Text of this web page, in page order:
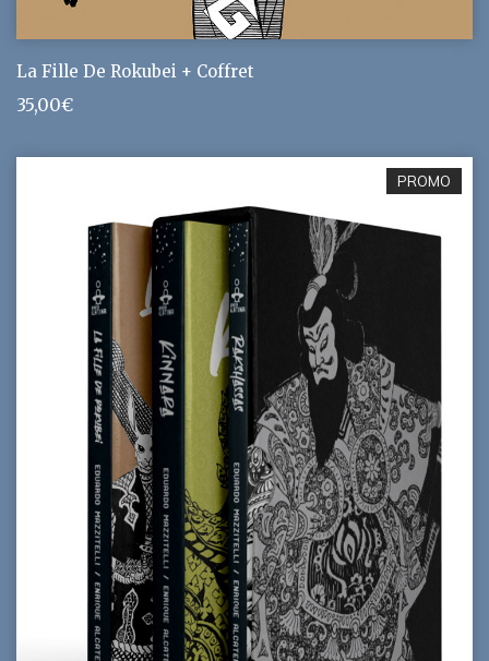
La Fille De Rokubei + Coffret
35,00€
PROMO